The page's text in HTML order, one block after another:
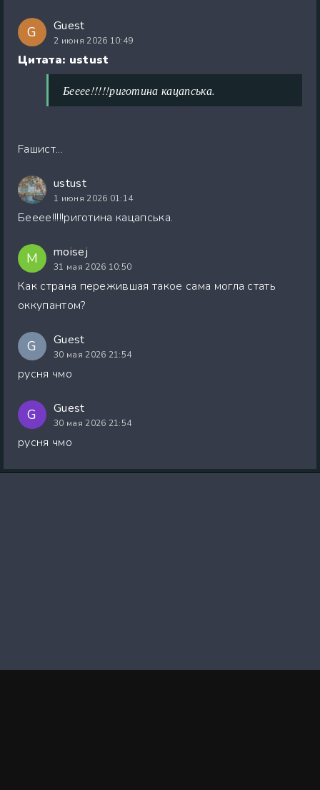
G Guest
2 июня 2026 10:49
Цитата: ustust
Бееее!!!!!риготина кацапська.
Faшист...
ustust
1 июня 2026 01:14
Бееее!!!!!риготина кацапська.
M moisej
31 мая 2026 10:50
Как страна пережившая такое сама могла стать
оккупантом?
G Guest
30 мая 2026 21:54
русня чмо
G Guest
30 мая 2026 21:54
русня чмо